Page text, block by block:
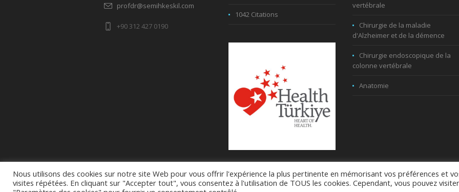
profdr@semihkeskil.com
+90 312 427 0190
1042 Citations
vertébrale
Chirurgie de la maladie
d'Alzheimer et de la démence
Chirurgie endoscopique de la
colonne vertébrale
Anatomie
À propos de l’entreprise
semihkeskil.com 2025 - Site Editor: +90 532 169 88 38 - © All Rights Reserved
Nous utilisons des cookies sur notre site Web pour vous offrir l'expérience la plus pertinente en mémorisant vos préférences et
visites répétées. En cliquant sur "Accepter tout", vous consentez à l'utilisation de TOUS les cookies. Cependant, vous pouvez visiter